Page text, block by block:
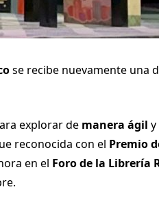
se recibe nuevamente una
explorar de manera ágil
reconocida con el Premio
en el Foro de la Librería